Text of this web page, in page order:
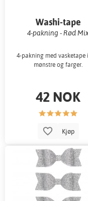
Washi-tape
4-pakning - Rød
4-pakning med vasketape
mønstre og farger.
42 NOK
Kjøp